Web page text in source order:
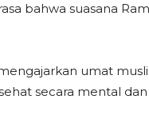
bahwa suasana
umat
secara mental